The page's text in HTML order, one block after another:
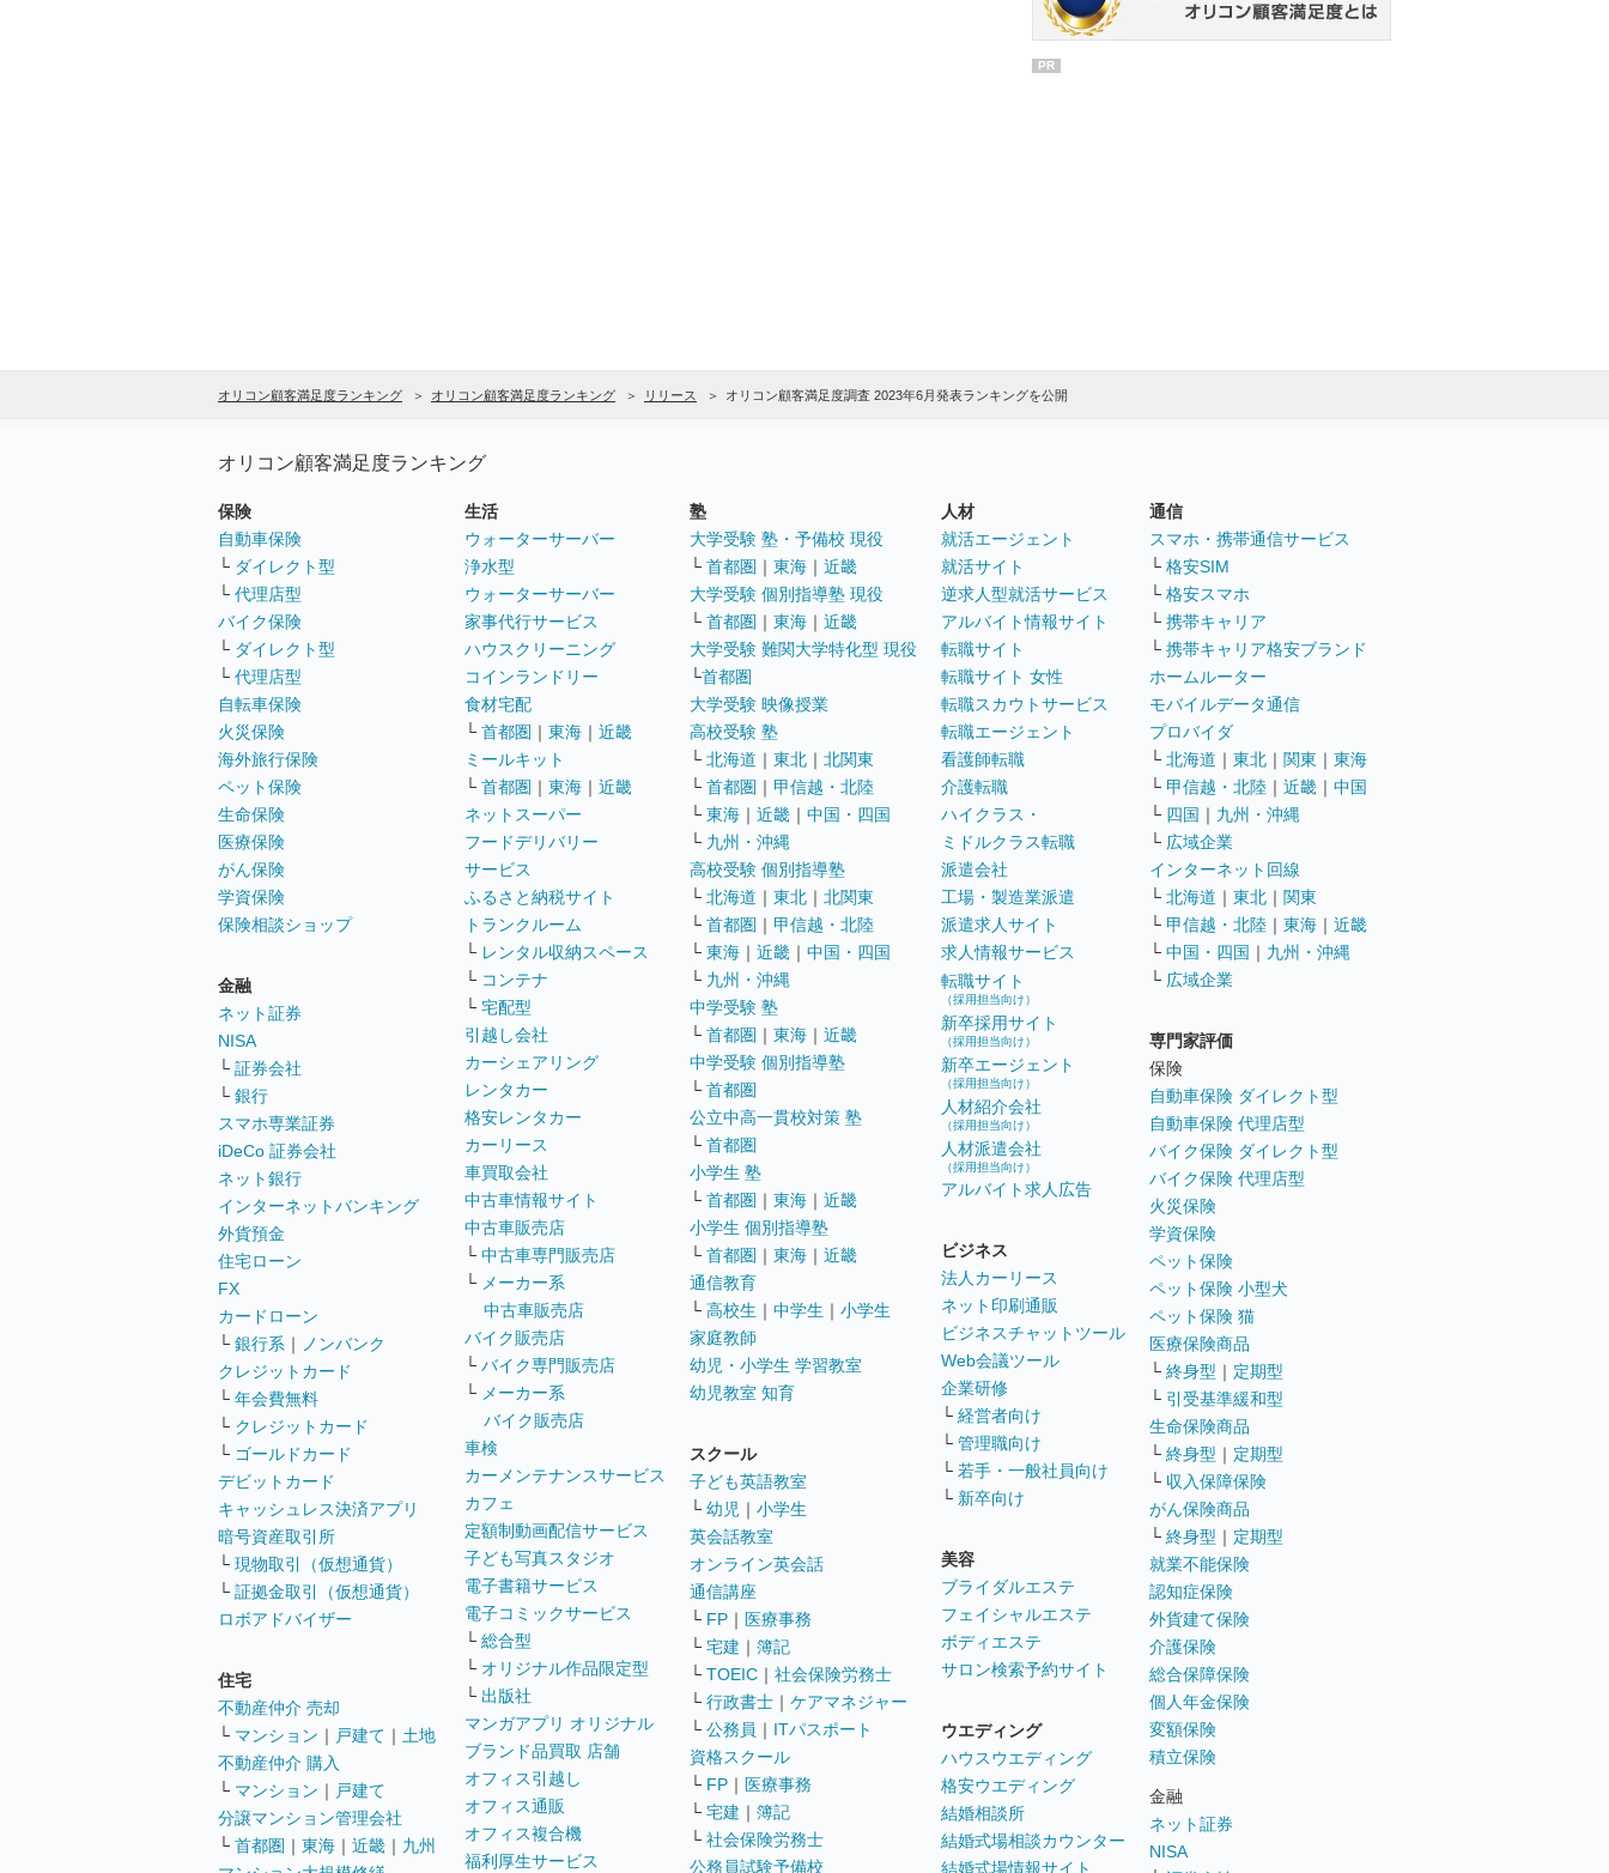
PR
オリコン顧客満足度ランキング オリコン顧客満足度ランキング リリース オリコン顧客満足度調査 2023年6月発表ランキングを公開
オリコン顧客満足度ランキング
保険
自動車保険
└ ダイレクト型
└ 代理店型
バイク保険
└ ダイレクト型
└ 代理店型
自転車保険
火災保険
海外旅行保険
ペット保険
生命保険
医療保険
がん保険
学資保険
保険相談ショップ
金融
ネット証券
NISA
└ 証券会社
└ 銀行
スマホ専業証券
iDeCo 証券会社
ネット銀行
インターネットバンキング
外貨預金
住宅ローン
FX
カードローン
└ 銀行系 ｜
ノンバンク
クレジットカード
└ 年会費無料
└ クレジットカード
└ ゴールドカード
デビットカード
キャッシュレス決済アプリ
暗号資産取引所
└ 現物取引（仮想通貨）
└ 証拠金取引（仮想通貨）
ロボアドバイザー
住宅
不動産仲介 売却
└ マンション ｜ 戸建て ｜ 土地
不動産仲介 購入
└ マンション ｜ 戸建て
分譲マンション管理会社
└ 首都圏 ｜ 東海 ｜ 近畿 ｜ 九州
生活
ウォーターサーバー
浄水型
ウォーターサーバー
家事代行サービス
ハウスクリーニング
コインランドリー
食材宅配
└ 首都圏 ｜ 東海 ｜ 近畿
ミールキット
└ 首都圏 ｜ 東海 ｜ 近畿
ネットスーパー
フードデリバリー
サービス
ふるさと納税サイト
トランクルーム
└ レンタル収納スペース
└ コンテナ
└ 宅配型
引越し会社
カーシェアリング
レンタカー
格安レンタカー
カーリース
車買取会社
中古車情報サイト
中古車販売店
└ 中古車専門販売店
└ メーカー系
中古車販売店
バイク販売店
└ バイク専門販売店
└ メーカー系
バイク販売店
車検
カーメンテナンスサービス
カフェ
定額制動画配信サービス
子ども写真スタジオ
電子書籍サービス
電子コミックサービス
└ 総合型
└ オリジナル作品限定型
└ 出版社
マンガアプリ オリジナル
ブランド品買取 店舗
オフィス引越し
オフィス通販
オフィス複合機
福利厚生サービス
塾
大学受験 塾・予備校 現役
└ 首都圏 ｜ 東海 ｜ 近畿
大学受験 個別指導塾 現役
└ 首都圏 ｜ 東海 ｜ 近畿
大学受験 難関大学特化型 現役
└首都圏
大学受験 映像授業
高校受験 塾
└ 北海道 ｜ 東北 ｜ 北関東
└ 首都圏 ｜ 甲信越・北陸
└ 東海 ｜ 近畿 ｜ 中国・四国
└ 九州・沖縄
高校受験 個別指導塾
└ 北海道 ｜ 東北 ｜ 北関東
└ 首都圏 ｜ 甲信越・北陸
└ 東海 ｜ 近畿 ｜ 中国・四国
└ 九州・沖縄
中学受験 塾
└ 首都圏 ｜ 東海 ｜ 近畿
中学受験 個別指導塾
└ 首都圏
公立中高一貫校対策 塾
└ 首都圏
小学生 塾
└ 首都圏 ｜ 東海 ｜ 近畿
小学生 個別指導塾
└ 首都圏 ｜ 東海 ｜ 近畿
通信教育
└ 高校生 ｜ 中学生 ｜ 小学生
家庭教師
幼児・小学生 学習教室
幼児教室 知育
スクール
子ども英語教室
└ 幼児 ｜ 小学生
英会話教室
オンライン英会話
通信講座
└ FP ｜ 医療事務
└ 宅建 ｜ 簿記
└ TOEIC ｜ 社会保険労務士
└ 行政書士 ｜ ケアマネジャー
└ 公務員 ｜ ITパスポート
資格スクール
└ FP ｜ 医療事務
└ 宅建 ｜ 簿記
└ 社会保険労務士
公務員試験予備校
人材
就活エージェント
就活サイト
逆求人型就活サービス
アルバイト情報サイト
転職サイト
転職サイト 女性
転職スカウトサービス
転職エージェント
看護師転職
介護転職
ハイクラス・
ミドルクラス転職
派遣会社
工場・製造業派遣
派遣求人サイト
求人情報サービス
転職サイト
（採用担当向け）
新卒採用サイト
（採用担当向け）
新卒エージェント
（採用担当向け）
人材紹介会社
（採用担当向け）
人材派遣会社
（採用担当向け）
アルバイト求人広告
ビジネス
法人カーリース
ネット印刷通販
ビジネスチャットツール
Web会議ツール
企業研修
└ 経営者向け
└ 管理職向け
└ 若手・一般社員向け
└ 新卒向け
美容
ブライダルエステ
フェイシャルエステ
ボディエステ
サロン検索予約サイト
ウエディング
ハウスウエディング
格安ウエディング
結婚相談所
結婚式場相談カウンター
結婚式場情報サイト
通信
スマホ・携帯通信サービス
└ 格安SIM
└ 格安スマホ
└ 携帯キャリア
└ 携帯キャリア格安ブランド
ホームルーター
モバイルデータ通信
プロバイダ
└ 北海道 ｜ 東北 ｜ 関東 ｜ 東海
└ 甲信越・北陸 ｜ 近畿 ｜ 中国
└ 四国 ｜ 九州・沖縄
└ 広域企業
インターネット回線
└ 北海道 ｜ 東北 ｜ 関東
└ 甲信越・北陸 ｜ 東海 ｜ 近畿
└ 中国・四国 ｜ 九州・沖縄
└ 広域企業
専門家評価
保険
自動車保険 ダイレクト型
自動車保険 代理店型
バイク保険 ダイレクト型
バイク保険 代理店型
火災保険
学資保険
ペット保険
ペット保険 小型犬
ペット保険 猫
医療保険商品
└ 終身型 ｜ 定期型
└ 引受基準緩和型
生命保険商品
└ 終身型 ｜ 定期型
└ 収入保障保険
がん保険商品
└ 終身型 ｜ 定期型
就業不能保険
認知症保険
外貨建て保険
介護保険
総合保障保険
個人年金保険
変額保険
積立保険
金融
ネット証券
NISA